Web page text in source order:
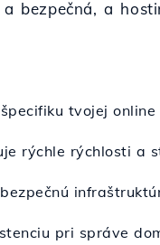
bezpečná, a
tvojej online
rýchle rýchlosti a
pri správe